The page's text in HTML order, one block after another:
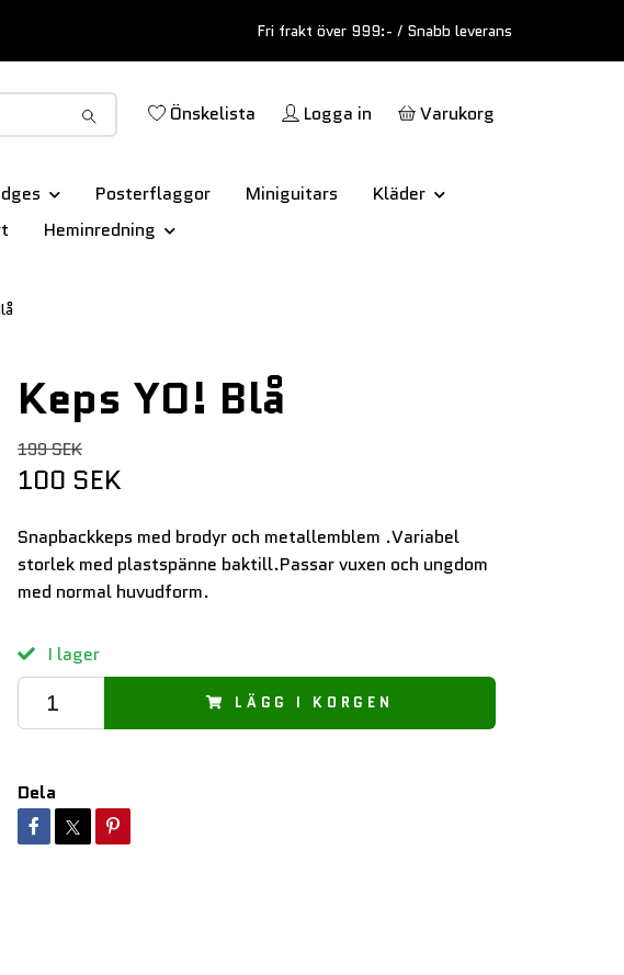
Fri frakt över 999:- / Snabb leverans
Önskelista Logga in Varukorg
Posterflaggor Miniguitars
Kläder
Heminredning
Keps YO! Blå
199 SEK
100 SEK
Snapbackkeps med brodyr och metallemblem .Variabel
storlek med plastspänne baktill.Passar vuxen och ungdom
med normal huvudform.
I lager
LÄGG I KORGEN
Dela